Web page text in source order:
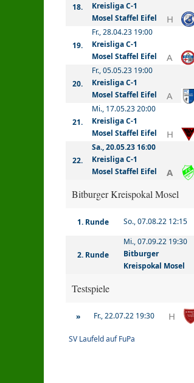
18.
Kreisliga C-1
Mosel Staffel Eifel
H
19.
Fr., 28.04.23 19:00
Kreisliga C-1
Mosel Staffel Eifel
A
20.
Fr., 05.05.23 19:00
Kreisliga C-1
Mosel Staffel Eifel
A
21.
Mi., 17.05.23 20:00
Kreisliga C-1
Mosel Staffel Eifel
H
22.
Sa., 20.05.23 16:00
Kreisliga C-1
Mosel Staffel Eifel
A
Bitburger Kreispokal Mosel
1. Runde So., 07.08.22 12:15
2. Runde
Mi., 07.09.22 19:30
Bitburger
Kreispokal Mosel
Testspiele
» Fr., 22.07.22 19:30 H
SV Laufeld auf FuPa